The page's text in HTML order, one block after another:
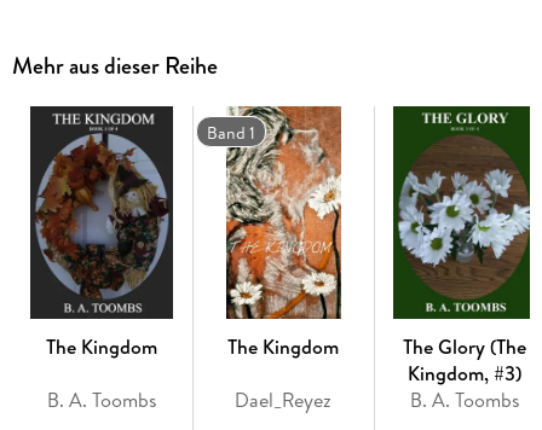
Mehr aus dieser Reihe
The Kingdom
B. A. Toombs
Band 1
The Kingdom
Dael_Reyez
The Glory (The
Kingdom, #3)
B. A. Toombs